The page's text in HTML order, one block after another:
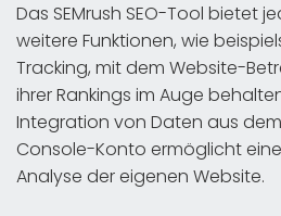
Das SEMrush SEO-Tool bietet
weitere Funktionen, wie
Tracking, mit dem Website-
ihrer Rankings im Auge
Integration von Daten aus
Console-Konto ermöglicht
Analyse der eigenen Website.